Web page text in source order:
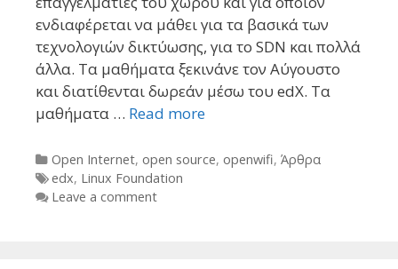
ενδιαφέρεται να μάθει για τα βασικά των
τεχνολογιών δικτύωσης, για το SDN και πολλά
άλλα. Τα μαθήματα ξεκινάνε τον Αύγουστο
και διατίθενται δωρεάν μέσω του edX. Τα
μαθήματα … Read more
Categories
Open Internet, open source, openwifi, Άρθρα
Tags
edx, Linux Foundation
Leave a comment